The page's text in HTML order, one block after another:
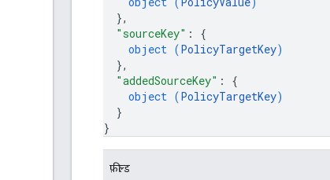
},
"sourceKey" : {
object (PolicyTargetKey)
},
"addedSourceKey" : {
object (PolicyTargetKey)
}
}
फ़ील्ड